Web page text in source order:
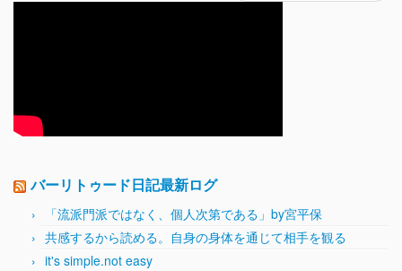
バーリトゥード日記最新ログ
「流派門派ではなく、個人次第である」by宮平保
共感するから読める。自身の身体を通じて相手を観る
it's simple.not easy